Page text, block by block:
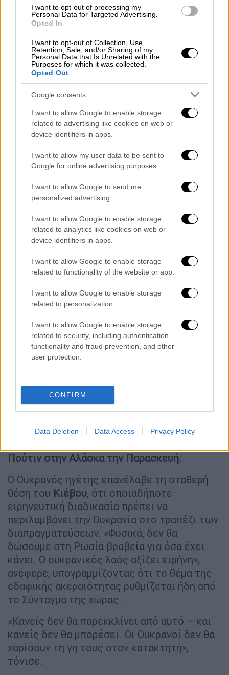
I want to opt-out of processing my
Personal Data for Targeted Advertising.
Opted In
I want to opt-out of Collection, Use,
Retention, Sale, and/or Sharing of my
Personal Data that Is Unrelated with the
Purposes for which it was collected.
Opted Out
Google consents
I want to allow Google to enable storage
related to advertising like cookies on web or
device identifiers in apps.
I want to allow my user data to be sent to
Google for online advertising purposes.
I want to allow Google to send me
personalized advertising.
I want to allow Google to enable storage
related to analytics like cookies on web or
device identifiers in apps.
I want to allow Google to enable storage
related to functionality of the website or app.
I want to allow Google to enable storage
related to personalization.
I want to allow Google to enable storage
related to security, including authentication
functionality and fraud prevention, and other
user protection.
CONFIRM
Data Deletion Data Access Privacy Policy
ελέγχει την πλειονότητα της περιοχής, το
Κίεβο εξακολουθεί να κατέχει σημαντικά
τμήματά της.
Σύμφωνα με το σχέδιο, η Ρωσία θα
διατηρήσει υπό τον έλεγχό της τις περιοχές
Ντονέτσκ και Λουγκάνσκ, καθώς και την
Κριμαία, την οποία έχει προσαρτήσει από το
2014. Όπως προκύπτει από τις πληροφορίες
που επικαλείται το μέσο, ο Ρώσος πρόεδρος
δείχνει μια ελαστικότητα στις
διαπραγματεύσεις,αφήνοντας τα εδάφη που
είχαν καταλάβει τα ρωσικά στρατεύματα σε
Η πρόταση - αν υπάρξει συμφωνία - θα
εφαρμοστεί σε δύο φάσεις: αρχικά, η
Ουκρανία θα αποσυρθεί από το Ντονέτσκ και
οι γραμμές του μετώπου θα «παγώσουν». Σε
δεύτερο στάδιο, ο Πούτιν και ο Τραμπ θα
συμφωνήσουν σε ένα οριστικό ειρηνευτικό
σχέδιο (πιθανόν τον Δεκαπενταύγουστο
στην Αλάσκα), το οποίο θα συζητηθεί στη
συνέχεια και με τον πρόεδρο της Ουκρανίας,
Βολοντίμιρ Ζελένσκι.
Ζελένσκι: Δεν θα δώσουμε εδάφη
στον κατακτητή
Ζελένσκι, δήλωσε κατηγορηματικά ότι η
χώρα του δεν πρόκειται να παραχωρήσει
μήνυμαμετά την ανακοίνωση του Ντόναλντ
Πούτιν στην Αλάσκα την Παρασκευή.
Ο Ουκρανός ηγέτης επανέλαβε τη σταθερή
θέση του Κιέβου, ότι οποιαδήποτε
ειρηνευτική διαδικασία πρέπει να
περιλαμβάνει την Ουκρανία στο τραπέζι των
διαπραγματεύσεων. «Φυσικά, δεν θα
δώσουμε στη Ρωσία βραβεία για όσα έχει
κάνει. Ο ουκρανικός λαός αξίζει ειρήνη»,
ανέφερε, υπογραμμίζοντας ότι το θέμα της
εδαφικής ακεραιότητας ρυθμίζεται ήδη από
το Σύνταγμα της χώρας.
«Κανείς δεν θα παρεκκλίνει από αυτό – και
κανείς δεν θα μπορέσει. Οι Ουκρανοί δεν θα
χαρίσουν τη γη τους στον κατακτητή»,
τόνισε.